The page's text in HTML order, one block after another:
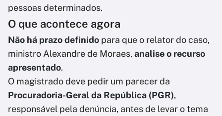
pessoas determinados.
O que acontece agora
Não há prazo definido para que o relator do caso,
ministro Alexandre de Moraes, analise o recurso
apresentado.
O magistrado deve pedir um parecer da
Procuradoria-Geral da República (PGR),
responsável pela denúncia, antes de levar o tema